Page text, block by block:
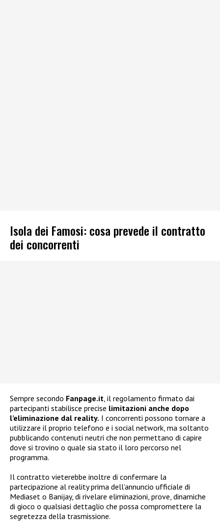
Isola dei Famosi: cosa prevede il contratto
dei concorrenti
Sempre secondo Fanpage.it, il regolamento firmato dai
partecipanti stabilisce precise limitazioni anche dopo
l’eliminazione dal reality. I concorrenti possono tornare a
utilizzare il proprio telefono e i social network, ma soltanto
pubblicando contenuti neutri che non permettano di capire
dove si trovino o quale sia stato il loro percorso nel
programma.
Il contratto vieterebbe inoltre di confermare la
partecipazione al reality prima dell’annuncio ufficiale di
Mediaset o Banijay, di rivelare eliminazioni, prove, dinamiche
di gioco o qualsiasi dettaglio che possa compromettere la
segretezza della trasmissione.